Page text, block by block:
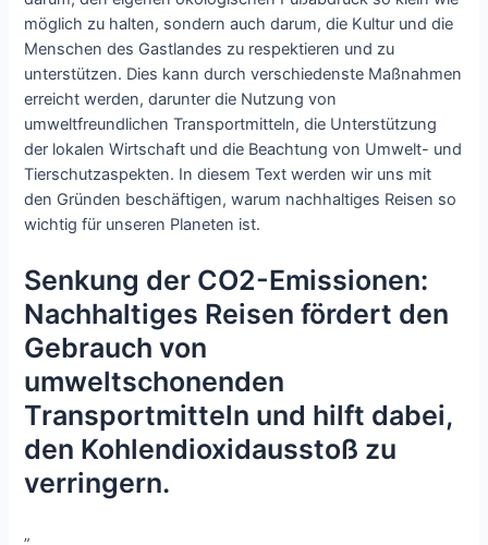
möglich zu halten, sondern auch darum, die Kultur und die
Menschen des Gastlandes zu respektieren und zu
unterstützen. Dies kann durch verschiedenste Maßnahmen
erreicht werden, darunter die Nutzung von
umweltfreundlichen Transportmitteln, die Unterstützung
der lokalen Wirtschaft und die Beachtung von Umwelt- und
Tierschutzaspekten. In diesem Text werden wir uns mit
den Gründen beschäftigen, warum nachhaltiges Reisen so
wichtig für unseren Planeten ist.
Senkung der CO2-Emissionen:
Nachhaltiges Reisen fördert den
Gebrauch von
umweltschonenden
Transportmitteln und hilft dabei,
den Kohlendioxidausstoß zu
verringern.
„